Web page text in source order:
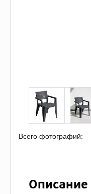
Всего фотографий:
Описание